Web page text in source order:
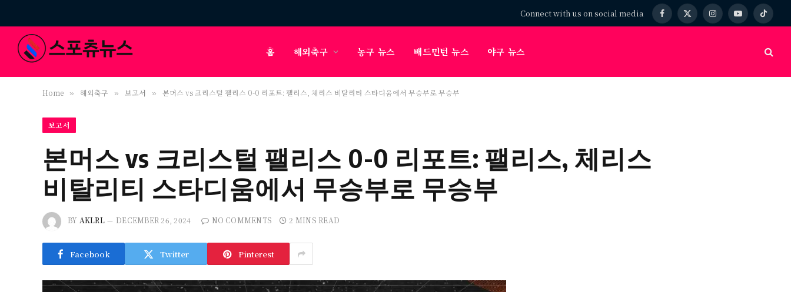
Connect with us on social media Facebook
X
InstagramYouTubeTikTok
홈 해외축구 농구 뉴스 배드민턴 뉴스 야구 뉴스
Home » 해외축구 » 보고서 » 본머스 vs 크리스털 팰리스 0-0 리포트: 팰리스, 체리스 비탈리티 스타디움에서 무승부로 무승부
보고서
본머스 vs 크리스털 팰리스 0-0 리포트: 팰리스, 체리스
비탈리티 스타디움에서 무승부로 무승부
BY AKLRL DECEMBER 26, 2024 NO COMMENTS 2 MINS READ
Facebook Twitter Pinterest